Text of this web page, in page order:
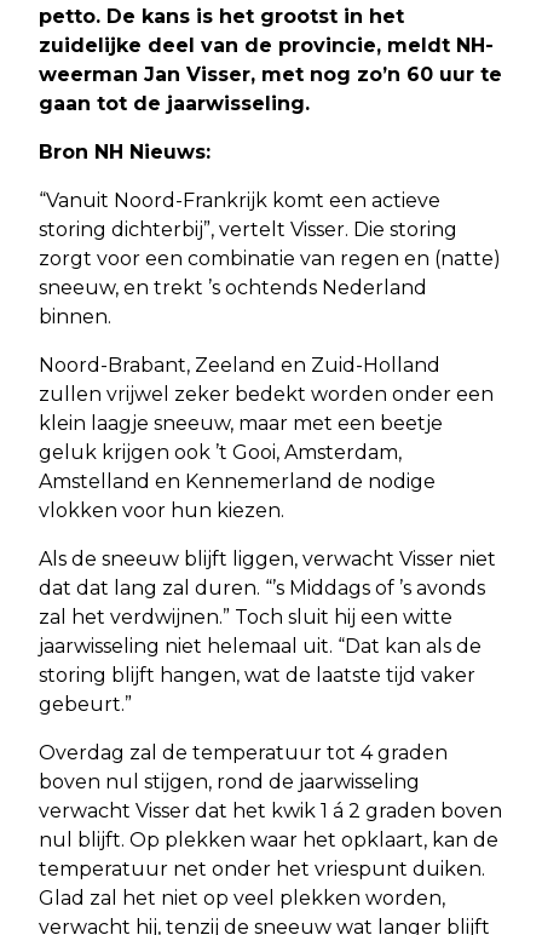
petto. De kans is het grootst in het
zuidelijke deel van de provincie, meldt NH-
weerman Jan Visser, met nog zo’n 60 uur te
gaan tot de jaarwisseling.
Bron NH Nieuws:
“Vanuit Noord-Frankrijk komt een actieve
storing dichterbij”, vertelt Visser. Die storing
zorgt voor een combinatie van regen en (natte)
sneeuw, en trekt ’s ochtends Nederland
binnen.
Noord-Brabant, Zeeland en Zuid-Holland
zullen vrijwel zeker bedekt worden onder een
klein laagje sneeuw, maar met een beetje
geluk krijgen ook ’t Gooi, Amsterdam,
Amstelland en Kennemerland de nodige
vlokken voor hun kiezen.
Als de sneeuw blijft liggen, verwacht Visser niet
dat dat lang zal duren. “’s Middags of ’s avonds
zal het verdwijnen.” Toch sluit hij een witte
jaarwisseling niet helemaal uit. “Dat kan als de
storing blijft hangen, wat de laatste tijd vaker
gebeurt.”
Overdag zal de temperatuur tot 4 graden
boven nul stijgen, rond de jaarwisseling
verwacht Visser dat het kwik 1 á 2 graden boven
nul blijft. Op plekken waar het opklaart, kan de
temperatuur net onder het vriespunt duiken.
Glad zal het niet op veel plekken worden,
verwacht hij, tenzij de sneeuw wat langer blijft